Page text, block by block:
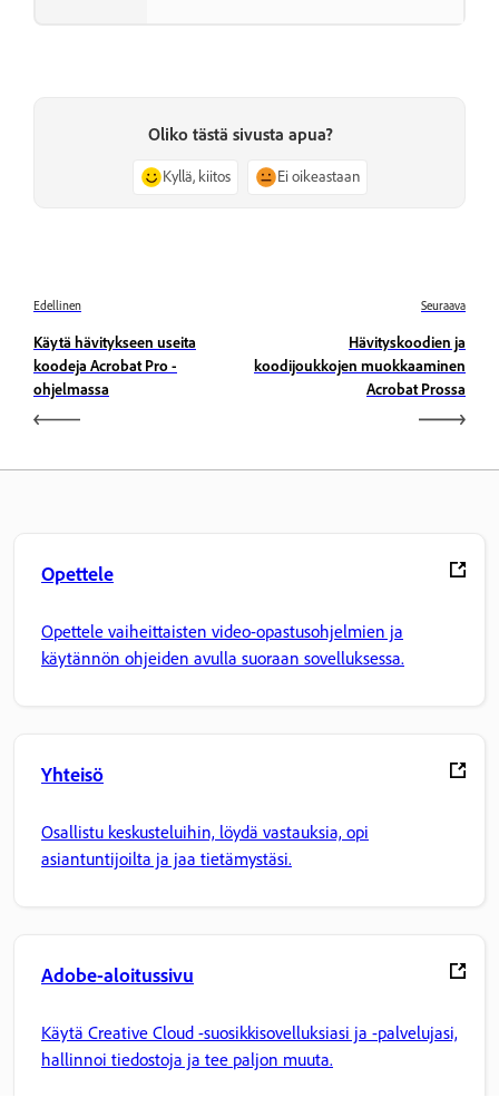
Oliko tästä sivusta apua?
Kyllä, kiitos Ei oikeastaan
Edellinen
Käytä hävitykseen useita
koodeja Acrobat Pro -
ohjelmassa
Seuraava
Hävityskoodien ja
koodijoukkojen muokkaaminen
Acrobat Prossa
Opettele
Opettele vaiheittaisten video-opastusohjelmien ja
käytännön ohjeiden avulla suoraan sovelluksessa.
Yhteisö
Osallistu keskusteluihin, löydä vastauksia, opi
asiantuntijoilta ja jaa tietämystäsi.
Adobe-aloitussivu
Käytä Creative Cloud -suosikkisovelluksiasi ja -palvelujasi,
hallinnoi tiedostoja ja tee paljon muuta.